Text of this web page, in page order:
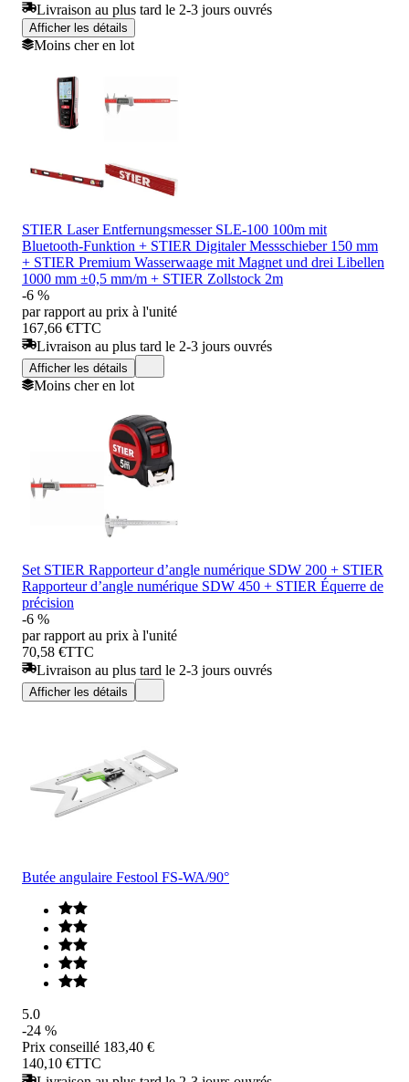
Livraison au plus tard le 2-3 jours ouvrés
Afficher les détails
Moins cher en lot
STIER Laser Entfernungsmesser SLE-100 100m mit
Bluetooth-Funktion + STIER Digitaler Messschieber 150 mm
+ STIER Premium Wasserwaage mit Magnet und drei Libellen
1000 mm ±0,5 mm/m + STIER Zollstock 2m
-6 %
par rapport au prix à l'unité
167,66 €TTC
Livraison au plus tard le 2-3 jours ouvrés
Afficher les détails
Moins cher en lot
Set STIER Rapporteur d’angle numérique SDW 200 + STIER
Rapporteur d’angle numérique SDW 450 + STIER Équerre de
précision
-6 %
par rapport au prix à l'unité
70,58 €TTC
Livraison au plus tard le 2-3 jours ouvrés
Afficher les détails
Butée angulaire Festool FS-WA/90°
5.0
-24 %
Prix conseillé 183,40 €
140,10 €TTC